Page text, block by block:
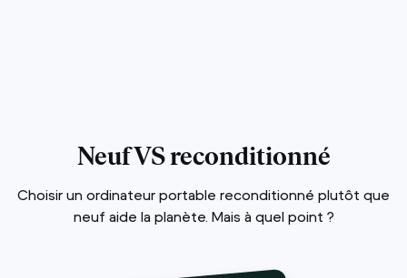
Neuf VS reconditionné
Choisir un ordinateur portable reconditionné plutôt que
neuf aide la planète. Mais à quel point ?